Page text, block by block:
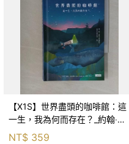
【X1S】世界盡頭的咖啡館：這
一生，我為何而存在？_約翰‧史
崔勒基, Elsa
NT$ 359